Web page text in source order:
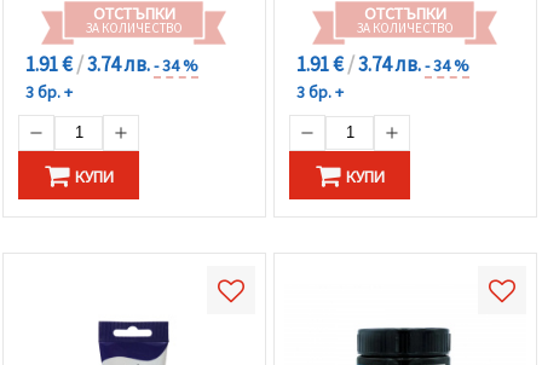
ОТСТЪПКИ
ЗА КОЛИЧЕСТВО
1.91 €/3.74 лв.- 34 %
3 бр. +
КУПИ
ОТСТЪПКИ
ЗА КОЛИЧЕСТВО
1.91 €/3.74 лв.- 34 %
3 бр. +
КУПИ